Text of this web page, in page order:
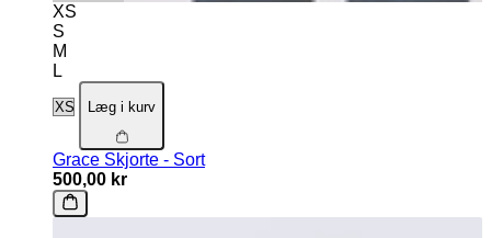
XS
S
M
L
Læg i kurv
Grace Skjorte - Sort
500,00 kr